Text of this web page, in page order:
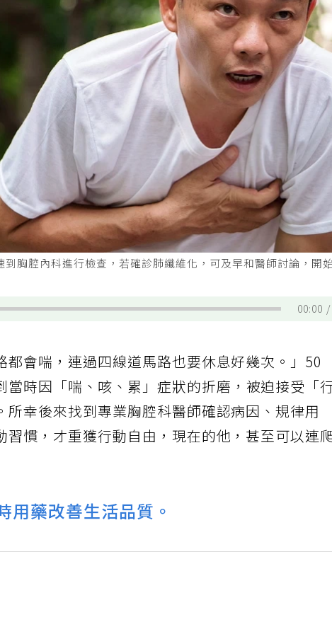
胸腔內科進行檢查，若確診肺纖維化，可及早和醫師討論，開
00:00
都會喘，連過四線道馬路也要休息好幾次。」50
當時因「喘、咳、累」症狀的折磨，被迫接受「
幸後來找到專業胸腔科醫師確認病因、規律用
習慣，才重獲行動自由，現在的他，甚至可以連
用藥改善生活品質。